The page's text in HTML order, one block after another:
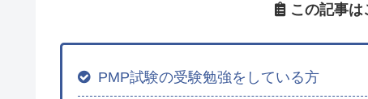
この記事は
PMP試験の受験勉強をしている方